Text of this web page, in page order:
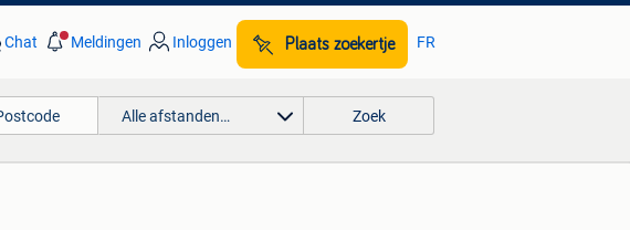
Chat Meldingen Inloggen Plaats zoekertje FR
Alle afstanden… Zoek